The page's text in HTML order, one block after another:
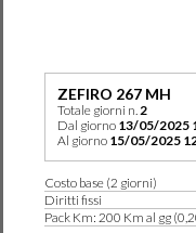
ZEFIRO 267 MH
Totale giorni n.2
Dal giorno 13/05/2025
Al giorno 15/05/2025
Costo base (2 giorni)
Diritti fissi
Pack Km: 200 Km al gg